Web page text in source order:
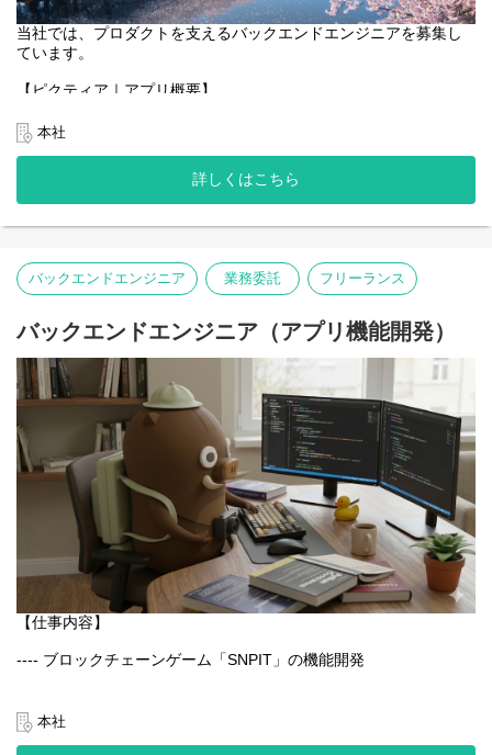
当社では、プロダクトを支えるバックエンドエンジニアを募集し
ています。
【ピクティア｜アプリ概要】
ピクティアは、言語を使わず、写真だけでつながる匿名写真アプ
リです。
同じ場所の変化や記憶を写真として共有できます。
一般的な写真SNSのようなコメントや言語によるやり取りはな
写真そのものが主役となる体験を大切にしています。
言語や文化にとらわれず、誰でも直感的に楽しめるのが特徴で
【業務内容】
- Webアプリケーションの設計・開発・運用
- GCPを用いたシステム構築・改善
- チーム内外との連携による新機能の企画・実装
- パフォーマンス・セキュリティ・可用性の最適化
本社
詳しくはこちら
バックエンドエンジニア 業務委託 フリーランス
バックエンドエンジニア（アプリ機能開発）
【仕事内容】
---- ブロックチェーンゲーム「SNPIT」の機能開発
通じ、プロダクトの改善と新機能の実装を一貫して担当いただく
ポジションです。
本社